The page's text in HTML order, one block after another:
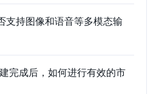
支持图像和语音等多模态输
完成后，如何进行有效的市